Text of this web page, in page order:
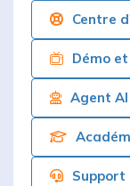
Centre
Démo
Agent AI
Support